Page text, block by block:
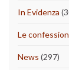
In Evidenza
Le
News (297)